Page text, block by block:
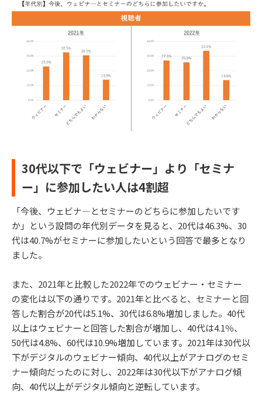
30代以下で「ウェビナー」より「セミナ
ー」に参加したい人は4割超
「今後、ウェビナ―とセミナーのどちらに参加したいです
か」という設問の年代別データを見ると、20代は46.3%、30
代は40.7%がセミナーに参加したいという回答で最多となり
ました。
また、2021年と比較した2022年でのウェビナー・セミナー
の変化は以下の通りです。2021年と比べると、セミナーと回
答した割合が20代は5.1%、30代は6.8%増加しました。40代
以上はウェビナーと回答した割合が増加し、40代は4.1％、
50代は4.8%、60代は10.9%増加しています。2021年は30代以
下がデジタルのウェビナー傾向、40代以上がアナログのセミ
ナー傾向だったのに対し、2022年は30代以下がアナログ傾
向、40代以上がデジタル傾向と逆転しています。